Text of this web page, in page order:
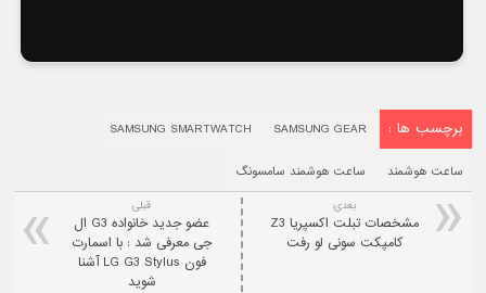
برچسب ها : SAMSUNG GEAR
SAMSUNG SMARTWATCH
ساعت هوشمند ساعت هوشمند سامسونگ
قبلی
عضو جدید خانواده G3 ال
جی معرفی شد : با اسمارت
فون LG G3 Stylus آشنا
شوید
بعدی:
مشخصات تبلت اکسپریا Z3
کامپکت سونی لو رفت